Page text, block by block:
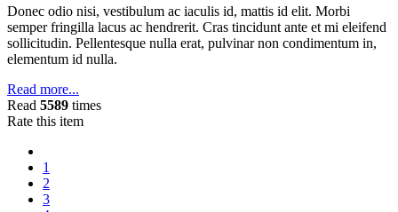
Donec odio nisi, vestibulum ac iaculis id, mattis id elit. Morbi
semper fringilla lacus ac hendrerit. Cras tincidunt ante et mi eleifend
sollicitudin. Pellentesque nulla erat, pulvinar non condimentum in,
elementum id nulla.
Read more...
Read 5589 times
Rate this item
1
2
3